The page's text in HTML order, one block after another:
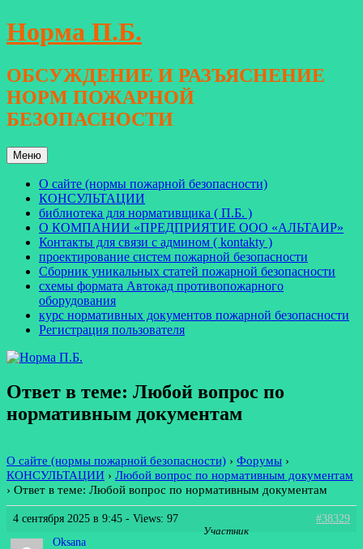
Перейти
к
Норма П.Б.
ОБСУЖДЕНИЕ И РАЗЪЯСНЕНИЕ
НОРМ ПОЖАРНОЙ
БЕЗОПАСНОСТИ
Меню
О сайте (нормы пожарной безопасности)
КОНСУЛЬТАЦИИ
библиотека для нормативщика ( П.Б. )
О КОМПАНИИ «ПРЕДПРИЯТИЕ ООО «АЛЬТАИР»
Контакты для связи с админом ( kontakty )
проектирование систем пожарной безопасности
Сборник уникальных статей пожарной безопасности
схемы формата Автокад противопожарного
оборудования
курс нормативных документов пожарной безопасности
Регистрация пользователя
Ответ в теме: Любой вопрос по
нормативным документам
О сайте (нормы пожарной безопасности) › Форумы ›
КОНСУЛЬТАЦИИ › Любой вопрос по нормативным документам
› Ответ в теме: Любой вопрос по нормативным документам
4 сентября 2025 в 9:45 - Views: 97
#38329
Oksana
Участник